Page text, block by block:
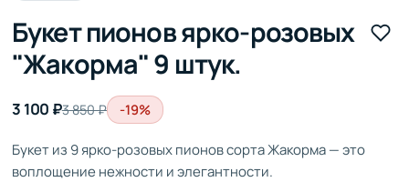
Букет пионов ярко-розовых
"Жакорма" 9 штук.
3 100 ₽3 850 ₽ -19%
Букет из 9 ярко-розовых пионов сорта Жакорма — это
воплощение нежности и элегантности.